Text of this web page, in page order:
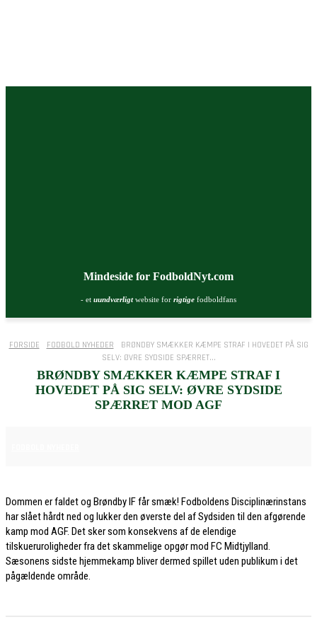
Mindeside for FodboldNyt.com
- et uundværligtwebsite for rigtige fodboldfans
FORSIDE FODBOLD NYHEDER
BRØNDBY SMÆKKER KÆMPE STRAF I HOVEDET PÅ SIG
SELV: ØVRE SYDSIDE SPÆRRET...
BRØNDBY SMÆKKER KÆMPE STRAF I
HOVEDET PÅ SIG SELV: ØVRE SYDSIDE
SPÆRRET MOD AGF
Dommen er faldet og Brøndby IF får smæk! Fodboldens Disciplinærinstans
har slået hårdt ned og lukker den øverste del af Sydsiden til den afgørende
kamp mod AGF. Det sker som konsekvens af de elendige
tilskueruroligheder fra det skammelige opgør mod FC Midtjylland.
Sæsonens sidste hjemmekamp bliver dermed spillet uden publikum i det
pågældende område.